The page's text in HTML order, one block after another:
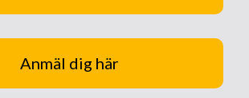
Anmäl dig här